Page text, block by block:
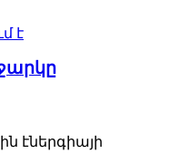
էներգիայի